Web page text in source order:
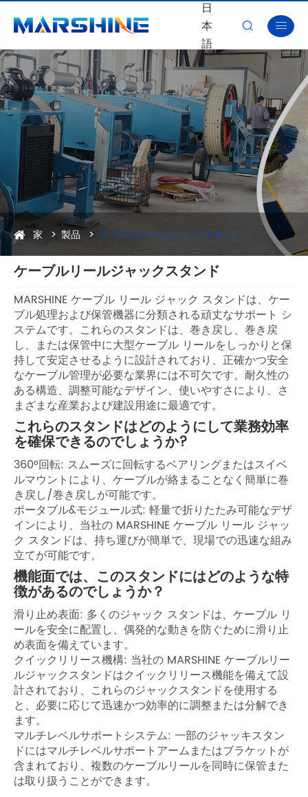
日
本
語
 
家 製品 ケーブルリールジャックスタンド
ケーブルリールジャックスタンド
MARSHINE ケーブル リール ジャック スタンドは、ケー
ブル処理および保管機器に分類される頑丈なサポート シ
ステムです。これらのスタンドは、巻き戻し、巻き戻
し、または保管中に大型ケーブル リールをしっかりと保
持して安定させるように設計されており、正確かつ安全
なケーブル管理が必要な業界には不可欠です。耐久性の
ある構造、調整可能なデザイン、使いやすさにより、さ
まざまな産業および建設用途に最適です。
これらのスタンドはどのようにして業務効率
を確保できるのでしょうか?
360°回転: スムーズに回転するベアリングまたはスイベ
ルマウントにより、ケーブルが絡まることなく簡単に巻
き戻し/巻き戻しが可能です。
ポータブル&モジュール式: 軽量で折りたたみ可能なデザ
インにより、当社の MARSHINE ケーブル リール ジャッ
ク スタンドは、持ち運びが簡単で、現場での迅速な組み
立てが可能です。
機能面では、このスタンドにはどのような特
徴があるのでしょうか？
滑り止め表面: 多くのジャック スタンドは、ケーブル リ
ールを安全に配置し、偶発的な動きを防ぐために滑り止
め表面を備えています。
クイックリリース機構: 当社の MARSHINE ケーブルリー
ルジャックスタンドはクイックリリース機能を備えて設
計されており、これらのジャックスタンドを使用する
と、必要に応じて迅速かつ効率的に調整または分解でき
ます。
マルチレベルサポートシステム: 一部のジャッキスタン
ドにはマルチレベルサポートアームまたはブラケットが
含まれており、複数のケーブルリールを同時に保管また
は取り扱うことができます。